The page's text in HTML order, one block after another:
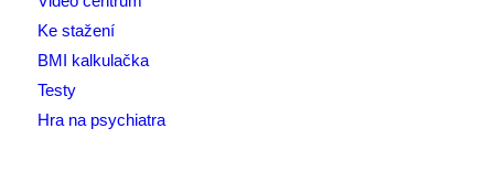
Ke stažení
BMI kalkulačka
Testy
Hra na psychiatra